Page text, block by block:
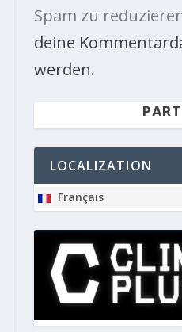
Spam zu
deine
werden.
LOCALIZATION
Français